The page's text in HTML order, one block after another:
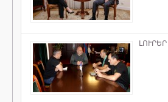
ԼՈՒՐԵՐ